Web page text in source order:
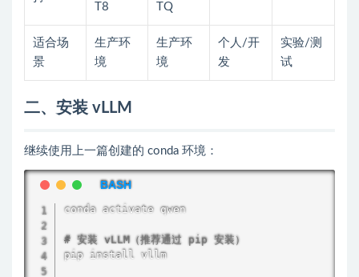
T8
TQ
适合场
景
生产环
境
生产环
境
个人/开
发
实验/测
试
二、安装 vLLM
继续使用上一篇创建的 conda 环境：
conda activate qwen
# 安装 vLLM（推荐通过 pip 安装）
pip install vllm